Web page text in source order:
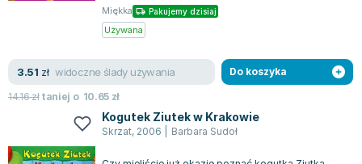
Paulina Młynarska
Jarosław Sokołowski
Piotr Latocha
Piotr Semka
Jarosław Iwaszkiewicz
Miękka Pakujemy dzisiaj
Używana
3.51 zł widoczne ślady używania
14.16złtaniej o 10.65 zł
Do koszyka
Kogutek Ziutek w Krakowie
Skrzat, 2006 Barbara Sudoł